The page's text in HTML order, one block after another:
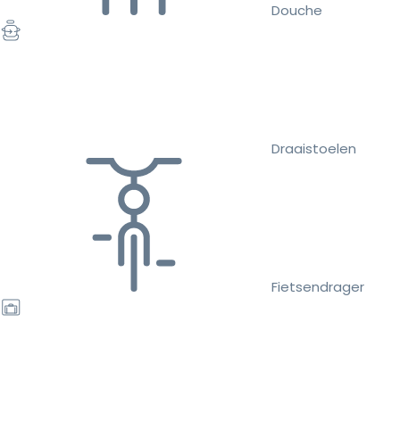
Douche
Draaistoelen
Fietsendrager